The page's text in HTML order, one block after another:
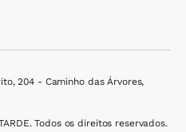
204 - Caminho das Árvores,
Todos os direitos reservados.